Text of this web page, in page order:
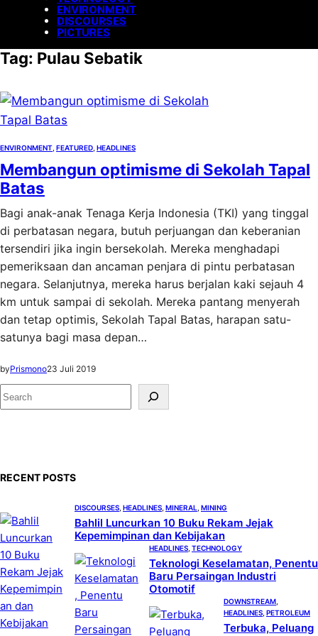
ENVIRONMENT
DISCOURSES
PICTURES
Tag: Pulau Sebatik
ENVIRONMENT FEATURED HEADLINES
Membangun optimisme di Sekolah Tapal
Batas
Bagi anak-anak Tenaga Kerja Indonesia (TKI) yang tinggal
di perbatasan negara, butuh perjuangan dan keberanian
tersendiri jika ingin bersekolah. Mereka menghadapi
pemeriksaan dan ancaman penjara di pintu perbatasan
negara. Selanjutnya, mereka harus berjalan kaki sejauh 4
km untuk sampai di sekolah. Mereka pantang menyerah
dan tetap optimis, Sekolah Tapal Batas, harapan satu-
satunya bagi masa depan…
byPrismono23 Juli 2019
S
e
RECENT POSTS
DISCOURSES HEADLINES MINERAL MINING
Bahlil Luncurkan 10 Buku Rekam Jejak
Kepemimpinan dan Kebijakan
HEADLINES TECHNOLOGY
Teknologi Keselamatan, Penentu
Baru Persaingan Industri
Otomotif
DOWNSTREAM
HEADLINES PETROLEUM
Terbuka, Peluang